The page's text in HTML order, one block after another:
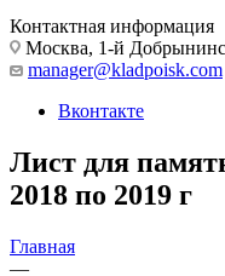
Контактная информация
Москва, 1-й
manager@kladpoisk.com
Вконтакте
Лист для
2018 по 2019 г
Главная
—